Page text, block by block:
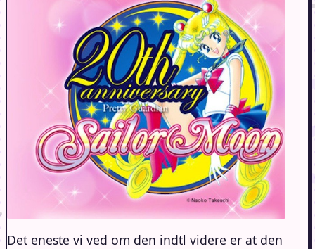
Det eneste vi ved om den indtl videre er at den